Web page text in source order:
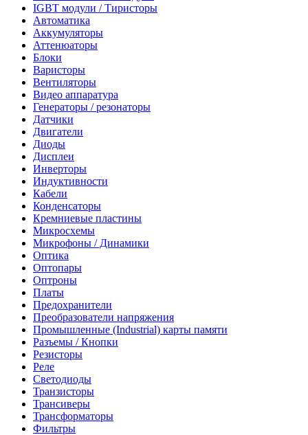
IGBT модули / Тиристоры
Автоматика
Аккумуляторы
Аттенюаторы
Блоки
Варисторы
Вентиляторы
Видео аппаратура
Генераторы / резонаторы
Датчики
Двигатели
Диоды
Дисплеи
Инверторы
Индуктивности
Кабели
Конденсаторы
Кремниевые пластины
Микросхемы
Микрофоны / Динамики
Оптика
Оптопары
Оптроны
Платы
Предохранители
Преобразователи напряжения
Промышленные (Industrial) карты памяти
Разъемы / Кнопки
Резисторы
Реле
Светодиоды
Транзисторы
Трансиверы
Трансформаторы
Фильтры